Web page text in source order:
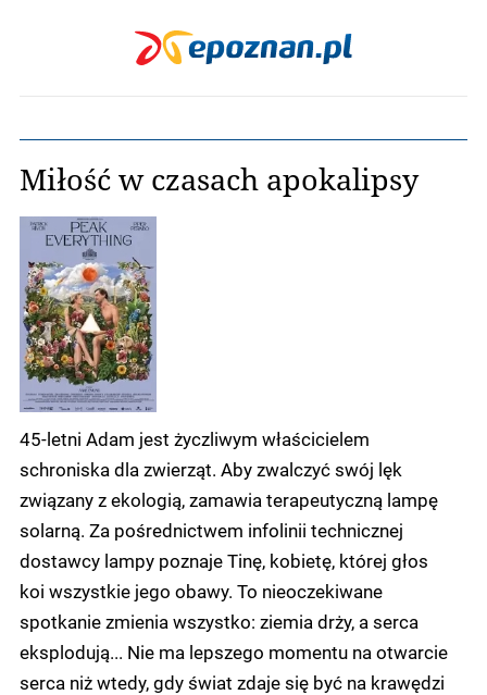
Miłość w czasach apokalipsy
45-letni Adam jest życzliwym właścicielem
schroniska dla zwierząt. Aby zwalczyć swój lęk
związany z ekologią, zamawia terapeutyczną lampę
solarną. Za pośrednictwem infolinii technicznej
dostawcy lampy poznaje Tinę, kobietę, której głos
koi wszystkie jego obawy. To nieoczekiwane
spotkanie zmienia wszystko: ziemia drży, a serca
eksplodują... Nie ma lepszego momentu na otwarcie
serca niż wtedy, gdy świat zdaje się być na krawędzi